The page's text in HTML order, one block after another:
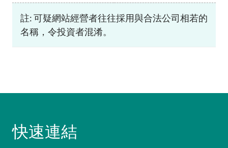
註: 可疑網站經營者往往採用與合法公司相若的
名稱，令投資者混淆。
快速連結